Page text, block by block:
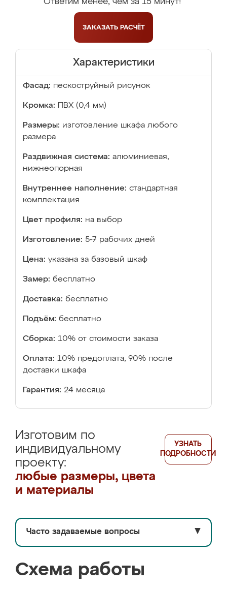
Ответим менее, чем за 15 минут!
ЗАКАЗАТЬ РАСЧЁТ
Характеристики
Фасад: пескоструйный рисунок
Кромка: ПВХ (0,4 мм)
Размеры: изготовление шкафа любого
размера
Раздвижная система: алюминиевая,
нижнеопорная
Внутреннее наполнение: стандартная
комплектация
Цвет профиля: на выбор
Изготовление: 5-7 рабочих дней
Цена: указана за базовый шкаф
Замер: бесплатно
Доставка: бесплатно
Подъём: бесплатно
Сборка: 10% от стоимости заказа
Оплата: 10% предоплата, 90% после
доставки шкафа
Гарантия: 24 месяца
Изготовим по
индивидуальному
проекту:
любые размеры, цвета
и материалы
УЗНАТЬ
ПОДРОБНОСТИ
Часто задаваемые вопросы ▼
Схема работы